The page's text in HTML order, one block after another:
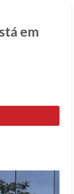
em